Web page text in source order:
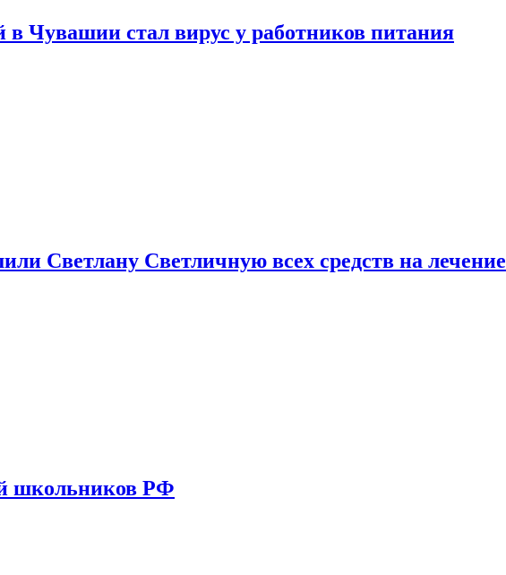
в Чувашии стал вирус у работников питания
Светлану Светличную всех средств на лечение
школьников РФ